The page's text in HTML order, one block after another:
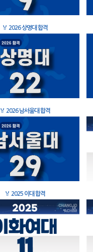
🏅 2026 상명대 합격
🏅 2026 남서울대 합격
🏅 2025 이대 합격